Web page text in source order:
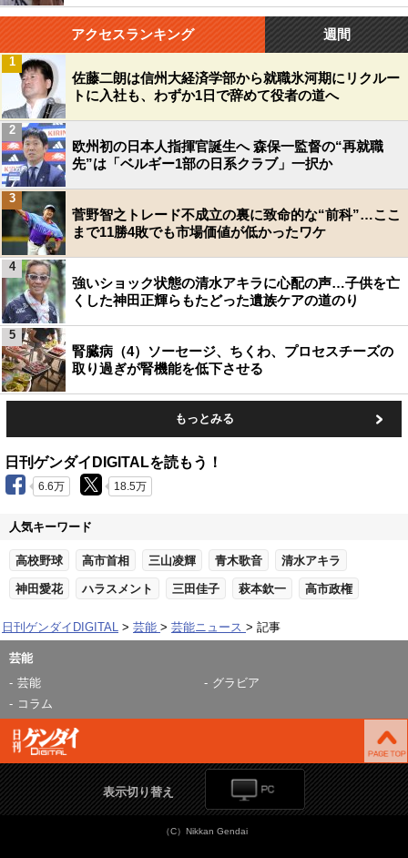
アクセスランキング 週間
佐藤二朗は信州大経済学部から就職氷河期にリクルー
トに入社も、わずか1日で辞めて役者の道へ
1
欧州初の日本人指揮官誕生へ 森保一監督の“再就職
先”は「ベルギー1部の日系クラブ」一択か
2
菅野智之トレード不成立の裏に致命的な“前科”…ここ
まで11勝4敗でも市場価値が低かったワケ
3
強いショック状態の清水アキラに心配の声…子供を亡
くした神田正輝らもたどった遺族ケアの道のり
4
腎臓病（4）ソーセージ、ちくわ、プロセスチーズの
取り過ぎが腎機能を低下させる
5
もっとみる
日刊ゲンダイDIGITALを読もう！
6.6万 18.5万
人気キーワード
高校野球 高市首相 三山凌輝 青木歌音 清水アキラ
神田愛花 ハラスメント 三田佳子 萩本欽一 高市政権
日刊ゲンダイDIGITAL 芸能 芸能ニュース 記事
芸能
芸能
グラビア
コラム
表示切り替え
（C）Nikkan Gendai